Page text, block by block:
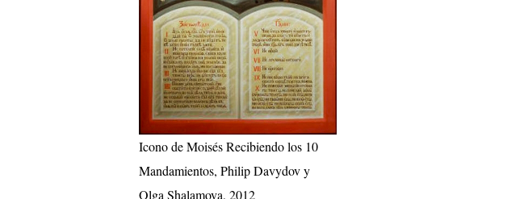
Icono de Moisés Recibiendo los 10
Mandamientos, Philip Davydov y
Olga Shalamova, 2012